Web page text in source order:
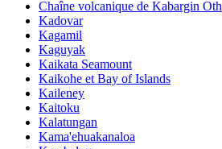
Chaîne volcanique de Kabargin Oth
Kadovar
Kagamil
Kaguyak
Kaikata Seamount
Kaikohe et Bay of Islands
Kaileney
Kaitoku
Kalatungan
Kama'ehuakanaloa